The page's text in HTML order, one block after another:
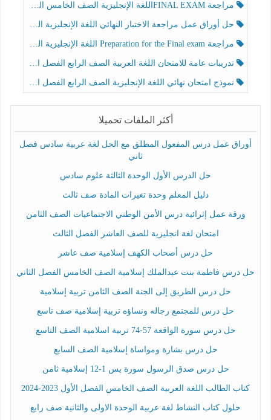
مراجعة FINAL EXAMاللغة الإنجليزية الصف الخامس الفصل الثالث
حل أوراق عمل مراجعة الاختبار النهائي اللغة الإنجليزية الصف الرابع الفصل الثالث
مراجعة Preparation for the Final exam اللغة الإنجليزية الصف الرابع الفصل الثالث
تدريبات عامة للامتحان اللغة العربية الصف الرابع الفصل الثالث
نموذج امتحان نهائي اللغة الإنجليزية الصف الرابع الفصل الثالث
أكثر الملفات تحميلا
أوراق عمل درس المفعول المطلق مع الحل لغة عربية سادس فصل
ثاني
حل الدرس الأول الوحدة الثالثة علوم سادس
دليل المعلم وحدة تغيرات المادة صف ثالث
ورقة عمل إثرائية درس الأمن الوطني الاجتماعيات الصف الثامن
امتحان لغة انجليزية للصف العاشر الفصل الثالث
حل درس أصحاب الكهف إسلامية صف عاشر
حل درس فاطمة بنت عبدالملك إسلامية الصف الخامس الفصل الثاني
حل درس الطريق إلى الجنة الصف الثامن تربية إسلامية
حل درس للمجتمع رجاله ونساؤه تربية إسلامية صف تاسع
حل درس سورة الواقعة 57-74 تربية اسلامية الصف التاسع
حل درس بشارة ومواساة إسلامية الصف السابع
حل درس صدق الرسول سورة يس 1-12 إسلامية ثامن
كتاب الطالب اللغة العربية الصف الخامس الفصل الأول 2023-2024
حلول كتاب النشاط لغة عربية الوحدة الاولى والثانية صف رابع